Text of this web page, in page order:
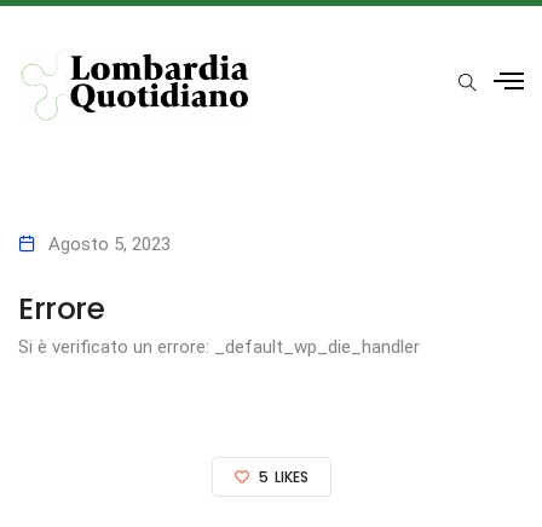
Agosto 5, 2023
Errore
Si è verificato un errore: _default_wp_die_handler
5 LIKES